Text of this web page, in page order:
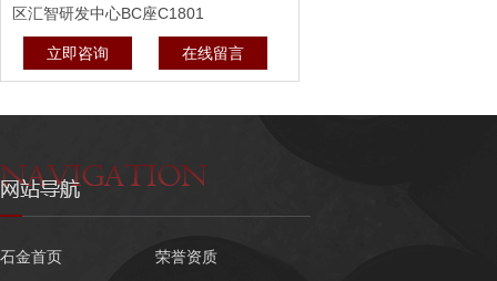
区汇智研发中心BC座C1801
立即咨询 在线留言
石金首页 荣誉资质